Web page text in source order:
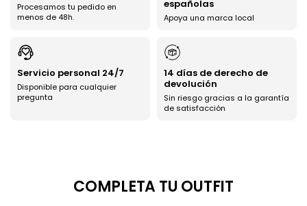
Procesamos tu pedido en
menos de 48h.
españolas
Apoya una marca local
Servicio personal 24/7
Disponible para cualquier
pregunta
14 días de derecho de
devolución
Sin riesgo gracias a la garantía
de satisfacción
COMPLETA TU OUTFIT